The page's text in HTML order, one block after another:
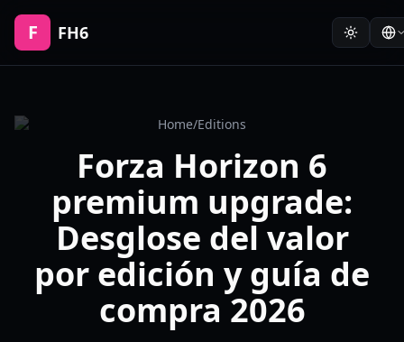
F FH6
Home/Editions
Forza Horizon 6
premium upgrade:
Desglose del valor
por edición y guía de
compra 2026